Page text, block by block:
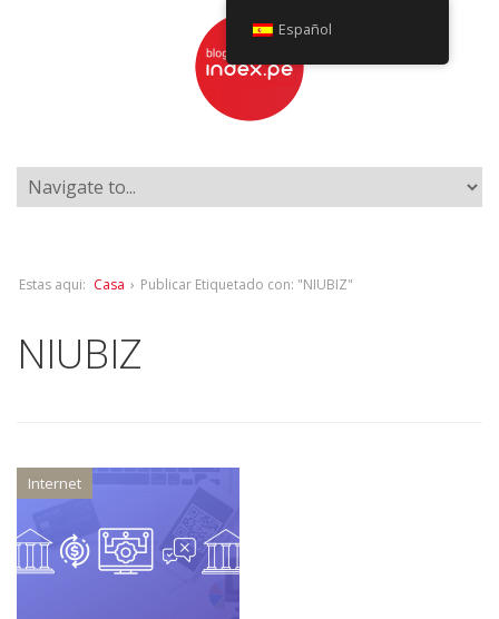
Estas aqui: Casa › Publicar Etiquetado con: "NIUBIZ"
NIUBIZ
Internet
Español